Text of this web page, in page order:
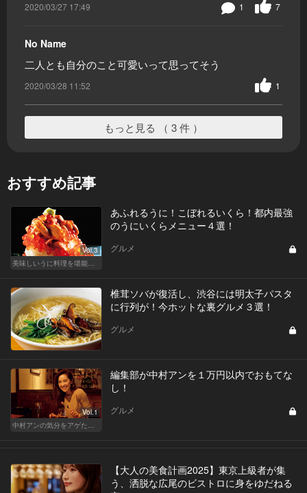
2020/03/27 17:49 7
1
No Name
二人とも自分のこと可愛いって思ってそう
2020/03/28 11:52 1
もっと見る （ 3 件 ）
おすすめ記事
Vol.3
美味しいうに料理を堪能できる東京の名店
あふれるうに！こぼれるいくら！都内最強
のうにいくらメニュー４選！
グルメ
椎茸ソバが復活し、渋谷には明太子パスタ
に行列が！今ホットな裏グルメ３選！
グルメ
Vol.1
中村アンの気分をアゲたド迫力のポーション
編集部が中村アンを１万円以内でおもてな
し！
グルメ
【大人の美食計画2025】東京上級者が集
う、洒脱な広尾のビストロに身をゆだねる